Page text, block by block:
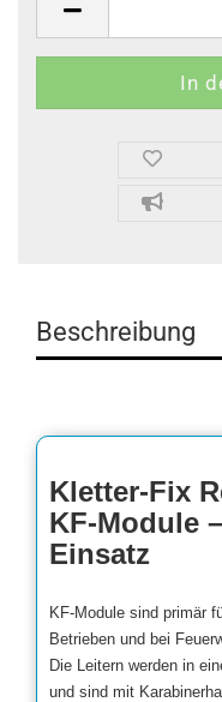
Beschreibung
Kletter-Fix
KF-Module
Einsatz
KF-Module sind primär
Betrieben und bei
Die Leitern werden in
und sind mit